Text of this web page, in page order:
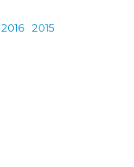
2016 2015